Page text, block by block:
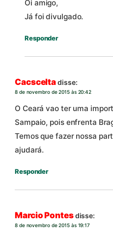
Oi amigo,
Já foi divulgado.
Responder
Cacsceltadisse:
8 de novembro de 2015 às 20:42
O Ceará vao ter uma
Sampaio, pois enfrenta
Temos que fazer nossa
ajudará.
Responder
Marcio Pontesdisse:
8 de novembro de 2015 às 19:17